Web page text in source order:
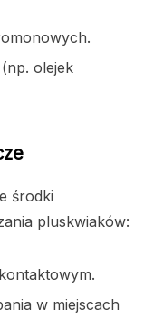
olejek
środki
pluskwiaków:
w miejscach